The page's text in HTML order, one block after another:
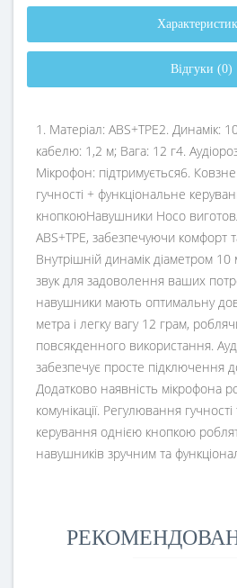
Відгуки (0)
1. Матеріал: ABS+TPE2. Динамік:
кабелю: 1,2 м; Вага: 12 г4.
Мікрофон: підтримується6.
гучності + функціональне
кнопкоюНавушники Hoco
ABS+TPE, забезпечуючи комфорт
Внутрішній динамік діаметром 10
звук для задоволення ваших
навушники мають оптимальну
метра і легку вагу 12 грам,
повсякденного використання.
забезпечує просте підключення
Додатково наявність мікрофона
комунікації. Регулювання
керування однією кнопкою
навушників зручним та